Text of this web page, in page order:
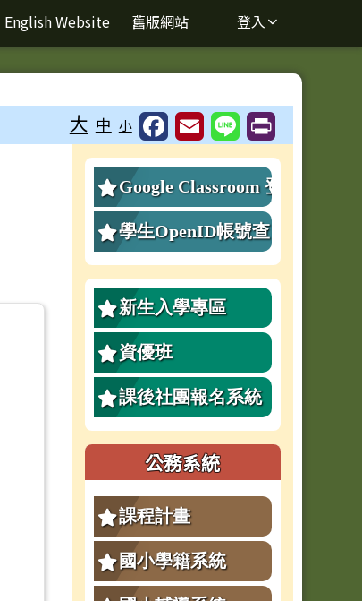
English Website 舊版網站 登入
⏸
大 中 小
右邊區域內容
Google Classroom 登
入
學生OpenID帳號查
詢、重設密碼
新生入學專區
資優班
課後社團報名系統
公務系統
課程計畫
國小學籍系統